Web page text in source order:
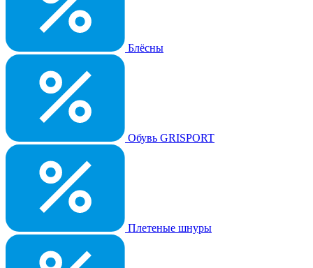
Блёсны
Обувь GRISPORT
Плетеные шнуры